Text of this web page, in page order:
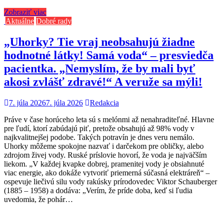
Zobraziť viac
Aktuálne Dobré rady
„Uhorky? Tie vraj neobsahujú žiadne
hodnotné látky! Samá voda“ – presviedča
pacientka. „Nemyslím, že by mali byť
akosi zvlášť zdravé!“ A veruže sa mýli!
7. júla 20267. júla 2026
Redakcia
Práve v čase horúceho leta sú s melónmi až nenahraditeľné. Hlavne
pre ľudí, ktorí zabúdajú piť, pretože obsahujú až 98% vody v
najkvalitnejšej podobe. Takých potravín je dnes veru nemálo.
Uhorky môžeme spokojne nazvať i darčekom pre obličky, alebo
zdrojom živej vody. Ruské príslovie hovorí, že voda je najväčším
liekom. „V každej kvapke dobrej, pramenitej vody je obsiahnuté
viac energie, ako dokáže vytvoriť priemerná súčasná elektráreň“ –
ospevuje liečivú silu vody rakúsky prírodovedec Viktor Schauberger
(1885 – 1958) a dodáva: „Verím, že príde doba, keď si ľudia
uvedomia, že pohár…